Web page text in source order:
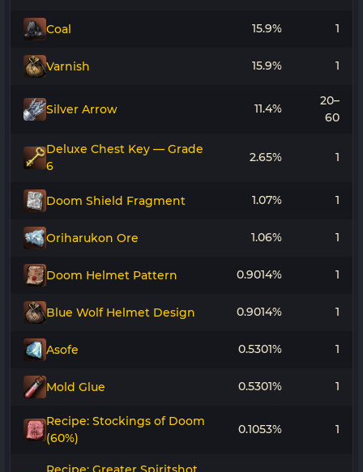
Coal 15.9% 1
Varnish 15.9% 1
Silver Arrow 11.4%
20–
60
Deluxe Chest Key — Grade
6
2.65% 1
Doom Shield Fragment 1.07% 1
Oriharukon Ore 1.06% 1
Doom Helmet Pattern 0.9014% 1
Blue Wolf Helmet Design 0.9014% 1
Asofe 0.5301% 1
Mold Glue 0.5301% 1
Recipe: Stockings of Doom
(60%)
0.1053% 1